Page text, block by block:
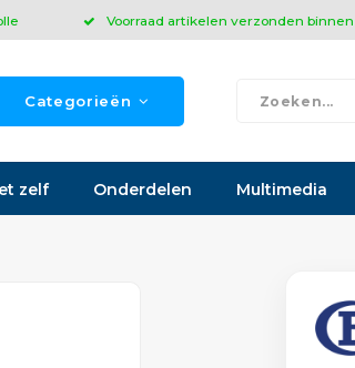
Voorraad artikelen verzonden
Categorieën
zelf Onderdelen Multimedia